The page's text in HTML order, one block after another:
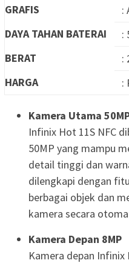
GRAFIS
:
DAYA TAHAN BATERAI
:
BERAT
:
HARGA
:
Kamera Utama
Infinix Hot 11S NFC
50MP yang mampu
detail tinggi dan
dilengkapi dengan
berbagai objek dan
kamera secara
Kamera Depan 8MP
Kamera depan Infinix